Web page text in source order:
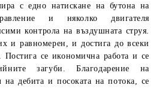
с едно натискане на бутона на
и няколко двигателя
контрола на въздушната струя.
и равномерен, и достига до всеки
се икономична работа и се
загуби.Благодарение на
на дебита и посоката на потока, се